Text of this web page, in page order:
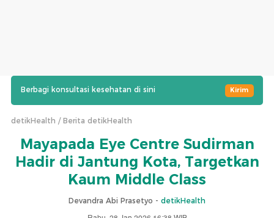
Berbagi konsultasi kesehatan di sini Kirim
detikHealth Berita detikHealth
Mayapada Eye Centre Sudirman
Hadir di Jantung Kota, Targetkan
Kaum Middle Class
Devandra Abi Prasetyo - detikHealth